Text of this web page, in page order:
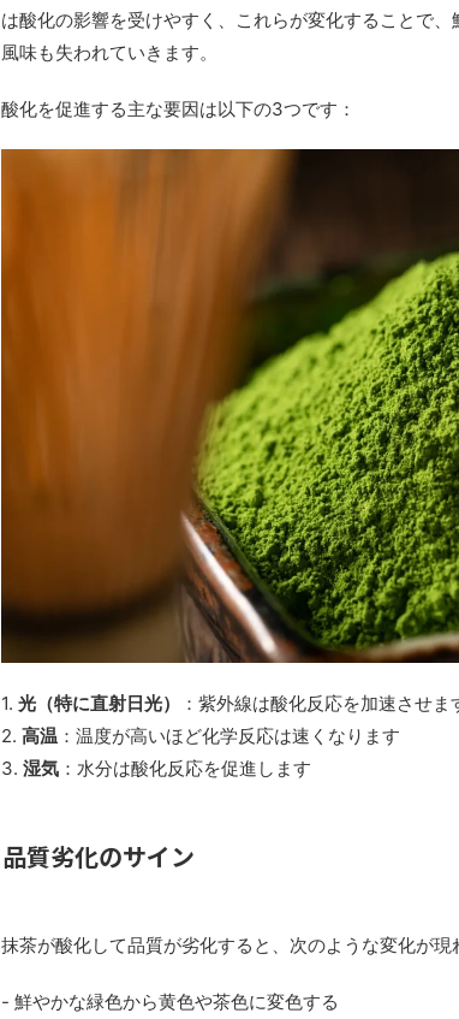
は酸化の影響を受けやすく、これらが変化することで
風味も失われていきます。
酸化を促進する主な要因は以下の3つです：
1. 光（特に直射日光）
：紫外線は酸化反応を加速させま
2. 高温 ：温度が高いほど化学反応は速くなります
3. 湿気 ：水分は酸化反応を促進します
品質劣化のサイン
抹茶が酸化して品質が劣化すると、次のような変化が現
- 鮮やかな緑色から黄色や茶色に変色する